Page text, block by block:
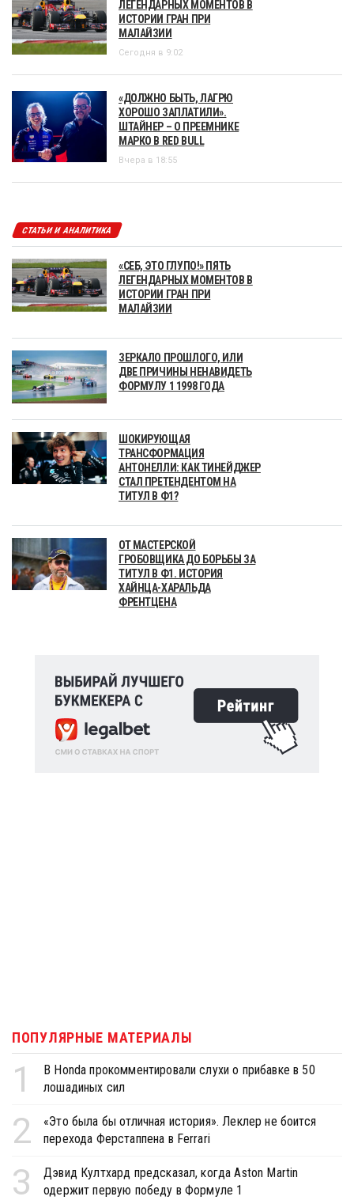
ЛЕГЕНДАРНЫХ МОМЕНТОВ В
ИСТОРИИ ГРАН ПРИ
МАЛАЙЗИИ
Сегодня в 9:02
«ДОЛЖНО БЫТЬ, ЛАГРЮ
ХОРОШО ЗАПЛАТИЛИ».
ШТАЙНЕР – О ПРЕЕМНИКЕ
МАРКО В RED BULL
Вчера в 18:55
СТАТЬИ И АНАЛИТИКА
«СЕБ, ЭТО ГЛУПО!» ПЯТЬ
ЛЕГЕНДАРНЫХ МОМЕНТОВ В
ИСТОРИИ ГРАН ПРИ
МАЛАЙЗИИ
ЗЕРКАЛО ПРОШЛОГО, ИЛИ
ДВЕ ПРИЧИНЫ НЕНАВИДЕТЬ
ФОРМУЛУ 1 1998 ГОДА
ШОКИРУЮЩАЯ
ТРАНСФОРМАЦИЯ
АНТОНЕЛЛИ: КАК ТИНЕЙДЖЕР
СТАЛ ПРЕТЕНДЕНТОМ НА
ТИТУЛ В Ф1?
ОТ МАСТЕРСКОЙ
ГРОБОВЩИКА ДО БОРЬБЫ ЗА
ТИТУЛ В Ф1. ИСТОРИЯ
ХАЙНЦА-ХАРАЛЬДА
ФРЕНТЦЕНА
ПОПУЛЯРНЫЕ МАТЕРИАЛЫ
1
В Honda прокомментировали слухи о прибавке в 50
лошадиных сил
2
«Это была бы отличная история». Леклер не боится
перехода Ферстаппена в Ferrari
3
Дэвид Култхард предсказал, когда Aston Martin
одержит первую победу в Формуле 1